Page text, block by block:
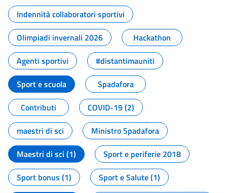
Indennità collaboratori sportivi
Olimpiadi invernali 2026
Hackathon
Agenti sportivi
#distantimauniti
Sport e scuola
Spadafora
Contributi
COVID-19 (2)
maestri di sci
Ministro Spadafora
Maestri di sci (1)
Sport e periferie 2018
Sport bonus (1)
Sport e Salute (1)